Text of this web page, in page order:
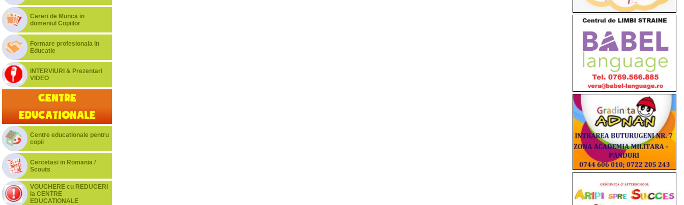
Cereri de Munca in
domeniul Copiilor
Formare profesionala in
Educatie
INTERVIURI & Prezentari
VIDEO
Centre
educationale
Centre educationale pentru
copii
Cercetasi in Romania /
Scouts
VOUCHERE cu REDUCERI
la CENTRE
EDUCATIONALE